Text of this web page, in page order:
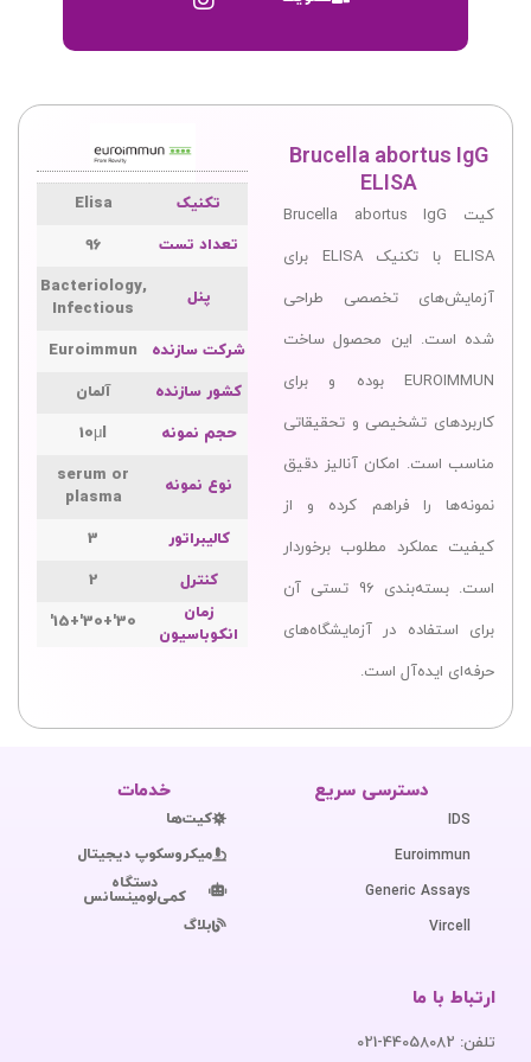
Brucella abortus IgG
ELISA
کیت Brucella abortus IgG
ELISA با تکنیک ELISA برای
آزمایش‌های تخصصی طراحی
شده است. این محصول ساخت
EUROIMMUN بوده و برای
کاربردهای تشخیصی و تحقیقاتی
مناسب است. امکان آنالیز دقیق
نمونه‌ها را فراهم کرده و از
کیفیت عملکرد مطلوب برخوردار
است. بسته‌بندی 96 تستی آن
برای استفاده در آزمایشگاه‌های
حرفه‌ای ایده‌آل است.
تکنیک
Elisa
تعداد تست
96
پنل
Bacteriology,
Infectious
شرکت سازنده
Euroimmun
کشور سازنده
آلمان
حجم نمونه
10μl
نوع نمونه
serum or
plasma
کالیبراتور
3
کنترل
2
زمان
انکوباسیون
30'+30'+15'
دسترسی سریع
IDS
Euroimmun
Generic Assays
Vircell
خدمات
کیت‌ها
میکروسکوپ دیجیتال
دستگاه
کمی‌لومینسانس
بلاگ
ارتباط با ما
تلفن: 44058082-021